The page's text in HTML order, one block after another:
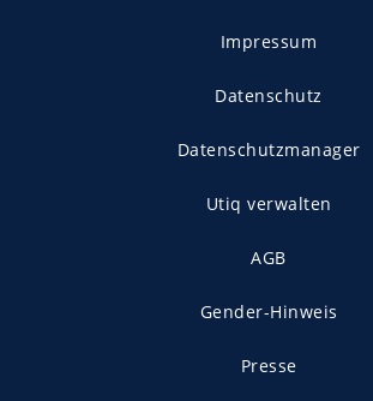
Impressum
Datenschutz
Datenschutzmanager
Utiq verwalten
AGB
Gender-Hinweis
Presse